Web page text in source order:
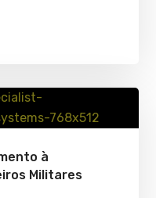
à
Militares